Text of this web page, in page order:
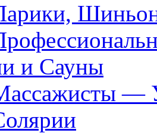
и Сауны
—